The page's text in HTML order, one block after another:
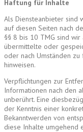
Haftung für Inhalte
Als Diensteanbieter sind
auf diesen Seiten nach
§§ 8 bis 10 TMG sind
übermittelte oder
oder nach Umständen
hinweisen.
Verpflichtungen zur
Informationen nach den
unberührt. Eine
der Kenntnis einer
Bekanntwerden von
diese Inhalte umgehend